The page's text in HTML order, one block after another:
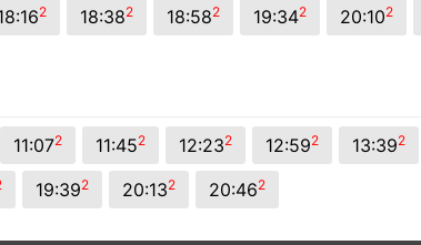
2 18:382 18:582 19:342 20:102
11:072 11:452 12:232 12:592 13:392
19:392 20:132 20:462